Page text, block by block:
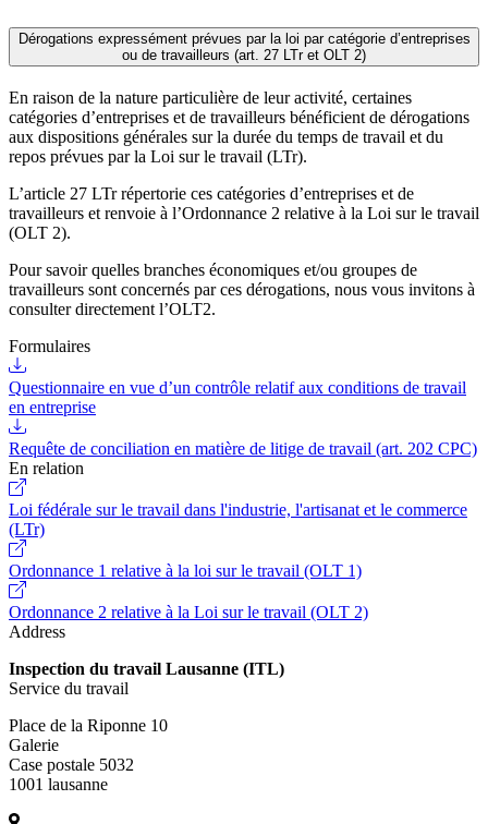
Dérogations expressément prévues par la loi par catégorie d’entreprises
ou de travailleurs (art. 27 LTr et OLT 2)
En raison de la nature particulière de leur activité, certaines
catégories d’entreprises et de travailleurs bénéficient de dérogations
aux dispositions générales sur la durée du temps de travail et du
repos prévues par la Loi sur le travail (LTr).
L’article 27 LTr répertorie ces catégories d’entreprises et de
travailleurs et renvoie à l’Ordonnance 2 relative à la Loi sur le travail
(OLT 2).
Pour savoir quelles branches économiques et/ou groupes de
travailleurs sont concernés par ces dérogations, nous vous invitons à
consulter directement l’OLT2.
Formulaires
Questionnaire en vue d’un contrôle relatif aux conditions de travail
en entreprise
Requête de conciliation en matière de litige de travail (art. 202 CPC)
En relation
Loi fédérale sur le travail dans l'industrie, l'artisanat et le commerce
(LTr)
Ordonnance 1 relative à la loi sur le travail (OLT 1)
Ordonnance 2 relative à la Loi sur le travail (OLT 2)
Address
Inspection du travail Lausanne (ITL)
Service du travail
Place de la Riponne 10
Galerie
Case postale 5032
1001 lausanne